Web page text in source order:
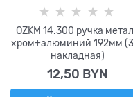
OZKM 14.300 ручка
хром+алюминий 192мм
накладная)
12,50 BYN